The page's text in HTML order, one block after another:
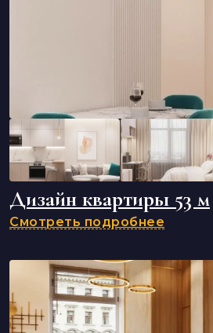
Дизайн квартиры 53 м
Смотреть подробнее